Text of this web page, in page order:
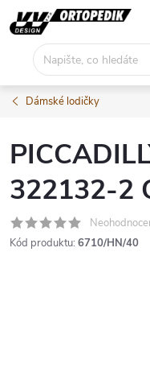
Přejít
na
Dámské lodičky
322132-2
Kód produktu: 6710/HN/40